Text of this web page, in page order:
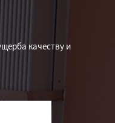
качеству и